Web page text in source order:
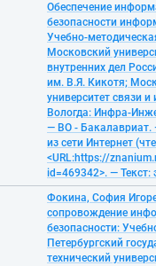
Обеспечение
безопасности
Учебно-
Московский
внутренних дел
им. В.Я. Кикотя;
университет связи
Вологда: Инфра-
— ВО - Бакалавриат.
из сети Интернет
<URL:https://
id=469342>. — Текст:
Фокина, София
сопровождение
безопасности:
Петербургский
технический